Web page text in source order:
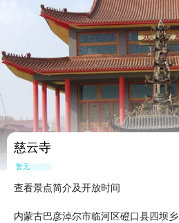
慈云寺
暂无点评
查看景点简介及开放时间
内蒙古巴彦淖尔市临河区磴口县四坝乡